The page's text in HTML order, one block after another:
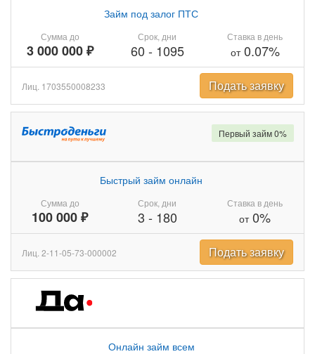
Сумма до
3 000 000 ₽
Займ под залог ПТС
Срок, дни
60 - 1095
Ставка в день
от0.07%
Лиц. 1703550008233 Подать заявку
Сумма до
100 000 ₽
Быстрый займ онлайн
Срок, дни
3 - 180
Ставка в день
от0%
Первый займ 0%
Лиц. 2-11-05-73-000002 Подать заявку
Онлайн займ всем